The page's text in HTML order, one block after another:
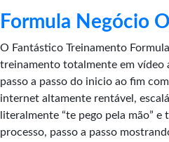
Formula Negócio
O Fantástico Treinamento
treinamento totalmente em vídeo
passo a passo do inicio ao fim
internet altamente rentável,
literalmente “te pego pela mão”
processo, passo a passo